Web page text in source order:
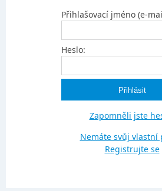
Přihlašovací jméno (e-
Heslo:
Zapomněli jste
Nemáte svůj vlastní
Registrujte se